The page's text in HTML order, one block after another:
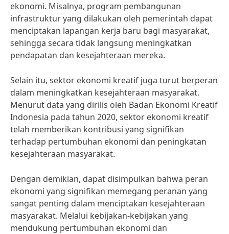
ekonomi. Misalnya, program pembangunan
infrastruktur yang dilakukan oleh pemerintah dapat
menciptakan lapangan kerja baru bagi masyarakat,
sehingga secara tidak langsung meningkatkan
pendapatan dan kesejahteraan mereka.
Selain itu, sektor ekonomi kreatif juga turut berperan
dalam meningkatkan kesejahteraan masyarakat.
Menurut data yang dirilis oleh Badan Ekonomi Kreatif
Indonesia pada tahun 2020, sektor ekonomi kreatif
telah memberikan kontribusi yang signifikan
terhadap pertumbuhan ekonomi dan peningkatan
kesejahteraan masyarakat.
Dengan demikian, dapat disimpulkan bahwa peran
ekonomi yang signifikan memegang peranan yang
sangat penting dalam menciptakan kesejahteraan
masyarakat. Melalui kebijakan-kebijakan yang
mendukung pertumbuhan ekonomi dan